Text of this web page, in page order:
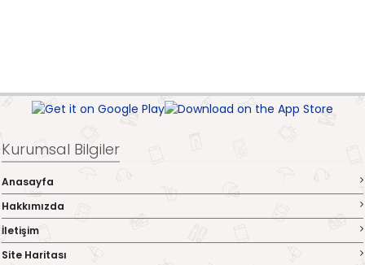
Kurumsal Bilgiler
Anasayfa
Hakkımızda
İletişim
Site Haritası